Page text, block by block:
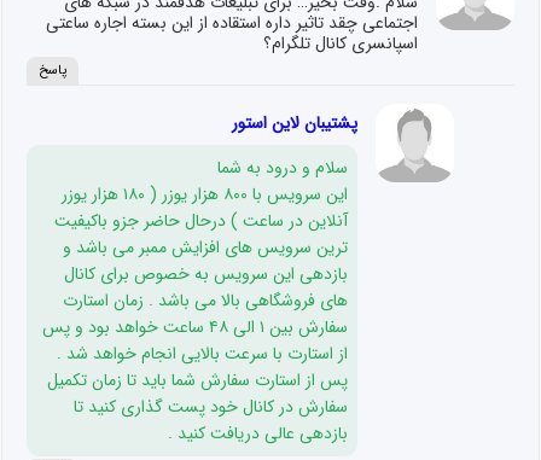
اجتماعی چقد تاثیر داره استقاده از این بسته اجاره ساعتی
اسپانسری کانال تلگرام؟
پاسخ
پشتیبان لاین استور
سلام و درود به شما
این سرویس با ۸۰۰ هزار یوزر ( ۱۸۰ هزار یوزر
آنلاین در ساعت ) درحال حاضر جزو باکیفیت
ترین سرویس های افزایش ممبر می باشد و
بازدهی این سرویس به خصوص برای کانال
های فروشگاهی بالا می باشد . زمان استارت
سفارش بین ۱ الی ۴۸ ساعت خواهد بود و پس
از استارت با سرعت بالایی انجام خواهد شد .
پس از استارت سفارش شما باید تا زمان تکمیل
سفارش در کانال خود پست گذاری کنید تا
بازدهی عالی دریافت کنید .